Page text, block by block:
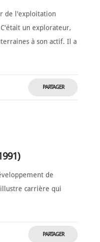
de l'exploitation
un explorateur,
à son actif. Il a
PARTAGER
de
carrière qui
PARTAGER